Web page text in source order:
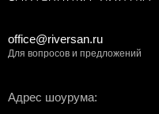
Адрес шоурума:
office@riversan.ru
Для вопросов и предложений